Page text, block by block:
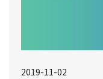
2019-11-02